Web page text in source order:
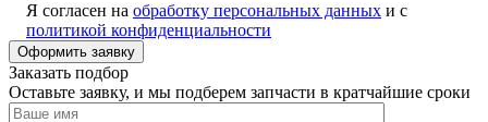
Я согласен на обработку персональных данных и с
политикой конфиденциальности
Заказать подбор
Оставьте заявку, и мы подберем запчасти в кратчайшие сроки